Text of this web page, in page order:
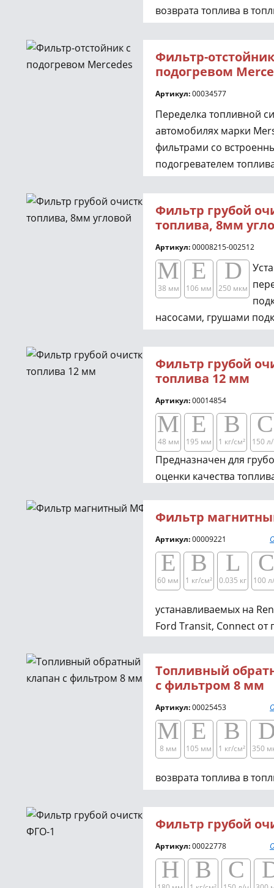
возврата топлива в
Фильтр-
подогревом
Артикул:00034577
Переделка топливной
автомобилях марки
фильтрами со
подогревателем
6510901652, 6510900852)
Фильтр грубой
топлива, 8мм
Артикул:00008215-002512
M
38 мм
E
106 мм
D
250 мкм
насосами, грушами
обратными клапанами
предотвращения
от мусора.
Фильтр грубой
топлива 12 мм
Артикул:00014854
M
48 мм
E
195 мм
B
1 кг/см²​​
C
150
Предназначен для
оценки качества
Фильтр
Артикул:00009221
E
60 мм
B
1 кг/см²​​
L
0.035 кг
C
100
устанавливаемых на
Ford Transit, Connect от
Для диагностики его
разборки, рекомендуем
магнитный фильтр на
Топливный
с фильтром 8 мм
Артикул:00025453
M
8 мм
E
105 мм
B
1 кг/см²​​ 350
возврата топлива в
Фильтр грубой
Артикул:00022778
H B C